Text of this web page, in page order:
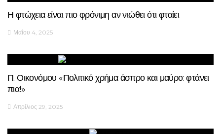
Η φτώχεια είναι πιο φρόνιμη αν νιώθει ότι φταίει
Μαΐου 4, 2025
Π. Οικονόμου «Πολιτικό χρήμα άσπρο και μαύρο: φτάνει
πια!»
Απρίλιος 29, 2025